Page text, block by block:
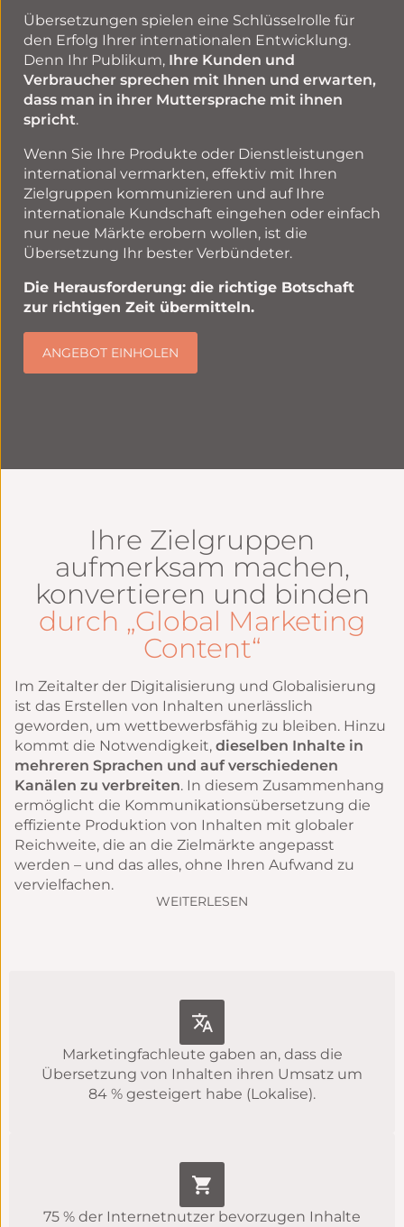
Übersetzungen spielen eine Schlüsselrolle für
den Erfolg Ihrer internationalen Entwicklung.
Denn Ihr Publikum, Ihre Kunden und
Verbraucher sprechen mit Ihnen und erwarten,
dass man in ihrer Muttersprache mit ihnen
spricht.
Wenn Sie Ihre Produkte oder Dienstleistungen
international vermarkten, effektiv mit Ihren
Zielgruppen kommunizieren und auf Ihre
internationale Kundschaft eingehen oder einfach
nur neue Märkte erobern wollen, ist die
Übersetzung Ihr bester Verbündeter.
Die Herausforderung: die richtige Botschaft
zur richtigen Zeit übermitteln.
ANGEBOT EINHOLEN
Ihre Zielgruppen
aufmerksam machen,
konvertieren und binden
durch „Global Marketing
Content“
Im Zeitalter der Digitalisierung und Globalisierung
ist das Erstellen von Inhalten unerlässlich
geworden, um wettbewerbsfähig zu bleiben. Hinzu
kommt die Notwendigkeit, dieselben Inhalte in
mehreren Sprachen und auf verschiedenen
Kanälen zu verbreiten. In diesem Zusammenhang
ermöglicht die Kommunikationsübersetzung die
effiziente Produktion von Inhalten mit globaler
Reichweite, die an die Zielmärkte angepasst
werden – und das alles, ohne Ihren Aufwand zu
vervielfachen.
WEITERLESEN
Marketingfachleute gaben an, dass die
Übersetzung von Inhalten ihren Umsatz um
84 % gesteigert habe (Lokalise).
75 % der Internetnutzer bevorzugen Inhalte